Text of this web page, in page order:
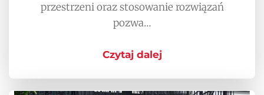
przestrzeni oraz stosowanie rozwiązań
pozwa…
Czytaj dalej